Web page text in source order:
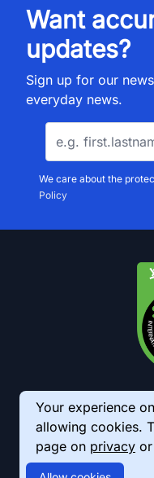
Want
updates?
Sign up for our
everyday news.
We care about the
Policy
Your experience
allowing cookies.
page on privacy or
© 2026